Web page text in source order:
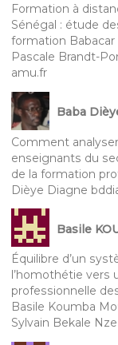
Formation à
Sénégal : étude
formation Babacar
Pascale Brandt-
amu.fr
Baba
Comment
enseignants du
de la formation
Dièye Diagne
Basile
Équilibre d’un
l’homothétie vers
professionnelle
Basile Koumba
Sylvain Bekale